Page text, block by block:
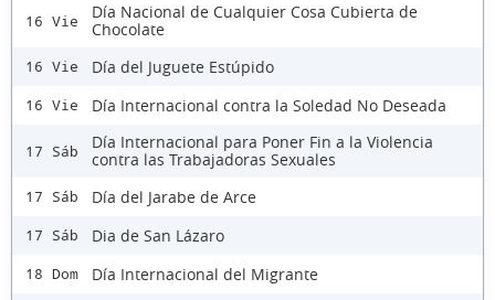
16 Vie
Día Nacional de Cualquier Cosa Cubierta de
Chocolate
16 Vie Día del Juguete Estúpido
16 Vie Día Internacional contra la Soledad No Deseada
17 Sáb
Día Internacional para Poner Fin a la Violencia
contra las Trabajadoras Sexuales
17 Sáb Día del Jarabe de Arce
17 Sáb Dia de San Lázaro
18 Dom Día Internacional del Migrante